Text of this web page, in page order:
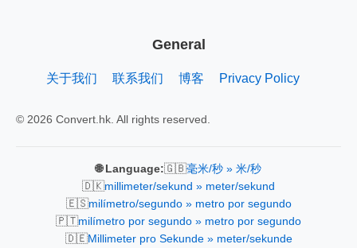
General
关于我们 联系我们 博客 Privacy Policy
© 2026 Convert.hk. All rights reserved.
🌐 Language:🇬🇧毫米/秒 » 米/秒
🇩🇰millimeter/sekund » meter/sekund
🇪🇸milímetro/segundo » metro por segundo
🇵🇹milímetro por segundo » metro por segundo
🇩🇪Millimeter pro Sekunde » meter/sekunde